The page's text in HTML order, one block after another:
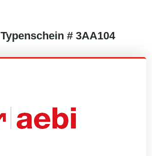
Typenschein # 3AA104